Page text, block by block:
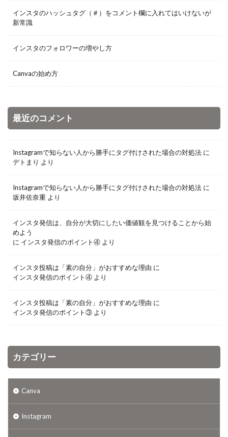
インスタのハッシュタグ（＃）をコメント欄に入れてはいけないが
新常識
インスタのフォロワーの増やし方
Canvaの始め方
最近のコメント
Instagramで知らない人から勝手にタグ付けされた場合の対処法 に
デトまり より
Instagramで知らない人から勝手にタグ付けされた場合の対処法 に
坂井佐奈重 より
インスタ発信は、自分が大切にしたい価値観を見つけることから始
めよう
に インスタ発信のポイント④ より
インスタ投稿は「素の自分」がおすすめな理由 に
インスタ発信のポイント④ より
インスタ投稿は「素の自分」がおすすめな理由 に
インスタ発信のポイント③ より
カテゴリー
Canva
Instagram